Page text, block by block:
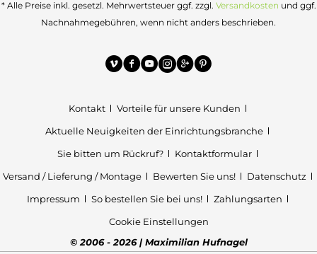
* Alle Preise inkl. gesetzl. Mehrwertsteuer ggf. zzgl. Versandkosten und ggf.
Nachnahmegebühren, wenn nicht anders beschrieben.
Kontakt
Vorteile für unsere Kunden
Aktuelle Neuigkeiten der Einrichtungsbranche
Sie bitten um Rückruf?
Kontaktformular
Versand / Lieferung / Montage
Bewerten Sie uns!
Datenschutz
Impressum
So bestellen Sie bei uns!
Zahlungsarten
Cookie Einstellungen
© 2006 - 2026 | Maximilian Hufnagel